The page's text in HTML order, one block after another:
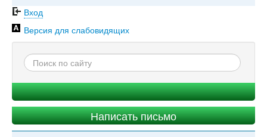
Вход
Версия для слабовидящих
Написать письмо